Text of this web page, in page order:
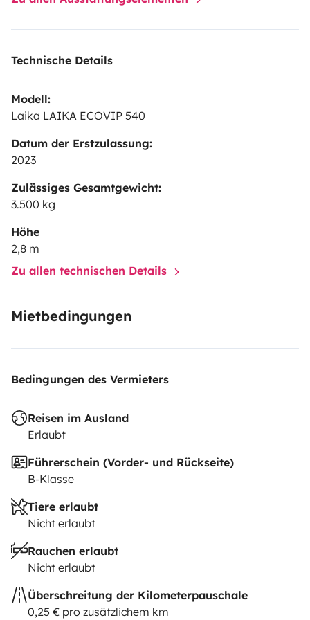
latérale et toutes fenêtres fourgon
votre véhicule chez nous (parking clôt)N'hésitez pas à
renseignements.Fourgonnement,
Technische Details
Modell:
Laika LAIKA ECOVIP 540
Datum der Erstzulassung:
2023
Zulässiges Gesamtgewicht:
3.500 kg
Höhe
2,8 m
Zu allen technischen Details
Mietbedingungen
Bedingungen des Vermieters
Reisen im Ausland
Erlaubt
Führerschein (Vorder- und Rückseite)
B-Klasse
Tiere erlaubt
Nicht erlaubt
Rauchen erlaubt
Nicht erlaubt
Überschreitung der Kilometerpauschale
0,25 € pro zusätzlichem km